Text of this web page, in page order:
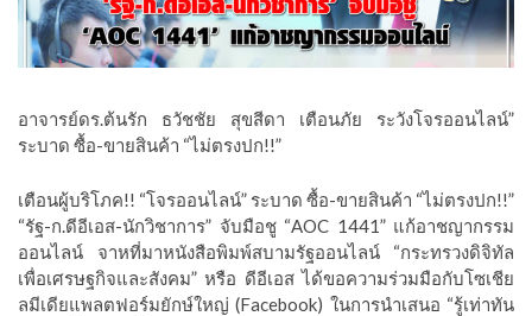
อาจารย์ดร.ต้นรัก ธวัชชัย สุขสีดา เตือนภัย ระวังโจรออนไลน์”
ระบาด ซื้อ-ขายสินค้า “ไม่ตรงปก!!”
เตือนผู้บริโภค!! “โจรออนไลน์” ระบาด ซื้อ-ขายสินค้า “ไม่ตรงปก!!”
“รัฐ-ก.ดีอีเอส-นักวิชาการ” จับมือชู “AOC 1441” แก้อาชญากรรม
ออนไลน์ จาหที่มาหนังสือพิมพ์สบามรัฐออนไลน์ “กระทรวงดิจิทัล
เพื่อเศรษฐกิจและสังคม” หรือ ดีอีเอส ได้ขอความร่วมมือกับโซเชีย
ลมีเดียแพลตฟอร์มยักษ์ใหญ่ (Facebook) ในการนำเสนอ “รู้เท่าทัน